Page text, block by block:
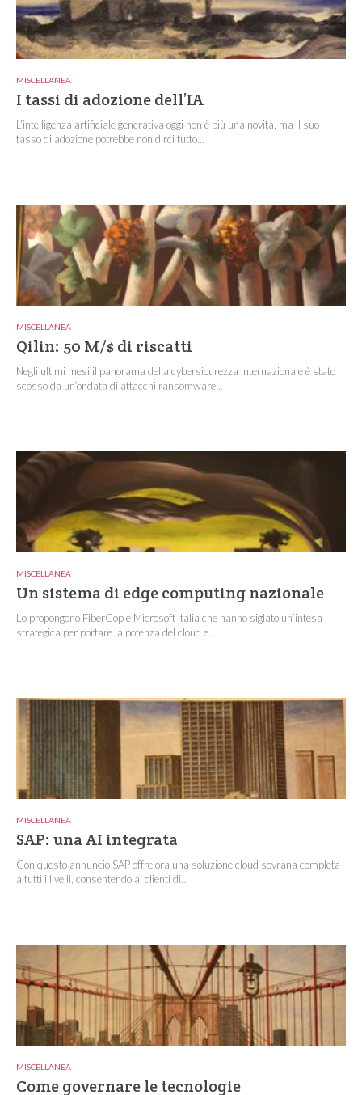
MISCELLANEA
I tassi di adozione dell’IA
L’intelligenza artificiale generativa oggi non è più una novità, ma il suo
tasso di adozione potrebbe non dirci tutto...
MISCELLANEA
Qilin: 50 M/$ di riscatti
Negli ultimi mesi il panorama della cybersicurezza internazionale è stato
scosso da un’ondata di attacchi ransomware...
MISCELLANEA
Un sistema di edge computing nazionale
Lo propongono FiberCop e Microsoft Italia che hanno siglato un’intesa
strategica per portare la potenza del cloud e...
MISCELLANEA
SAP: una AI integrata
Con questo annuncio SAP offre ora una soluzione cloud sovrana completa
a tutti i livelli, consentendo ai clienti di...
MISCELLANEA
Come governare le tecnologie